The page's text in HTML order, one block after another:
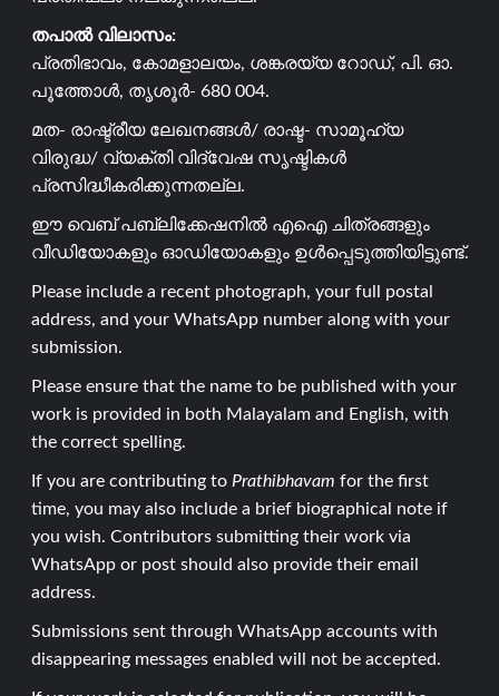
തപാൽ വിലാസം:
പ്രതിഭാവം, കോമളാലയം, ശങ്കരയ്യ റോഡ്, പി. ഓ.
പൂത്തോൾ, തൃശൂർ- 680 004.
മത- രാഷ്ട്രീയ ലേഖനങ്ങൾ/ രാഷ്ട- സാമൂഹ്യ
വിരുദ്ധ/ വ്യക്തി വിദ്വേഷ സൃഷ്ടികൾ
പ്രസിദ്ധീകരിക്കുന്നതല്ല.
ഈ വെബ് പബ്ലിക്കേഷനിൽ എഐ ചിത്രങ്ങളും
വീഡിയോകളും ഓഡിയോകളും ഉൾപ്പെടുത്തിയിട്ടുണ്ട്.
Please include a recent photograph, your full postal
address, and your WhatsApp number along with your
submission.
Please ensure that the name to be published with your
work is provided in both Malayalam and English, with
the correct spelling.
If you are contributing to Prathibhavam for the first
time, you may also include a brief biographical note if
you wish. Contributors submitting their work via
WhatsApp or post should also provide their email
address.
Submissions sent through WhatsApp accounts with
disappearing messages enabled will not be accepted.